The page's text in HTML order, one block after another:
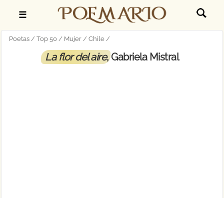
☰
Poetas Top 50 Mujer Chile
La flor del aire, Gabriela Mistral